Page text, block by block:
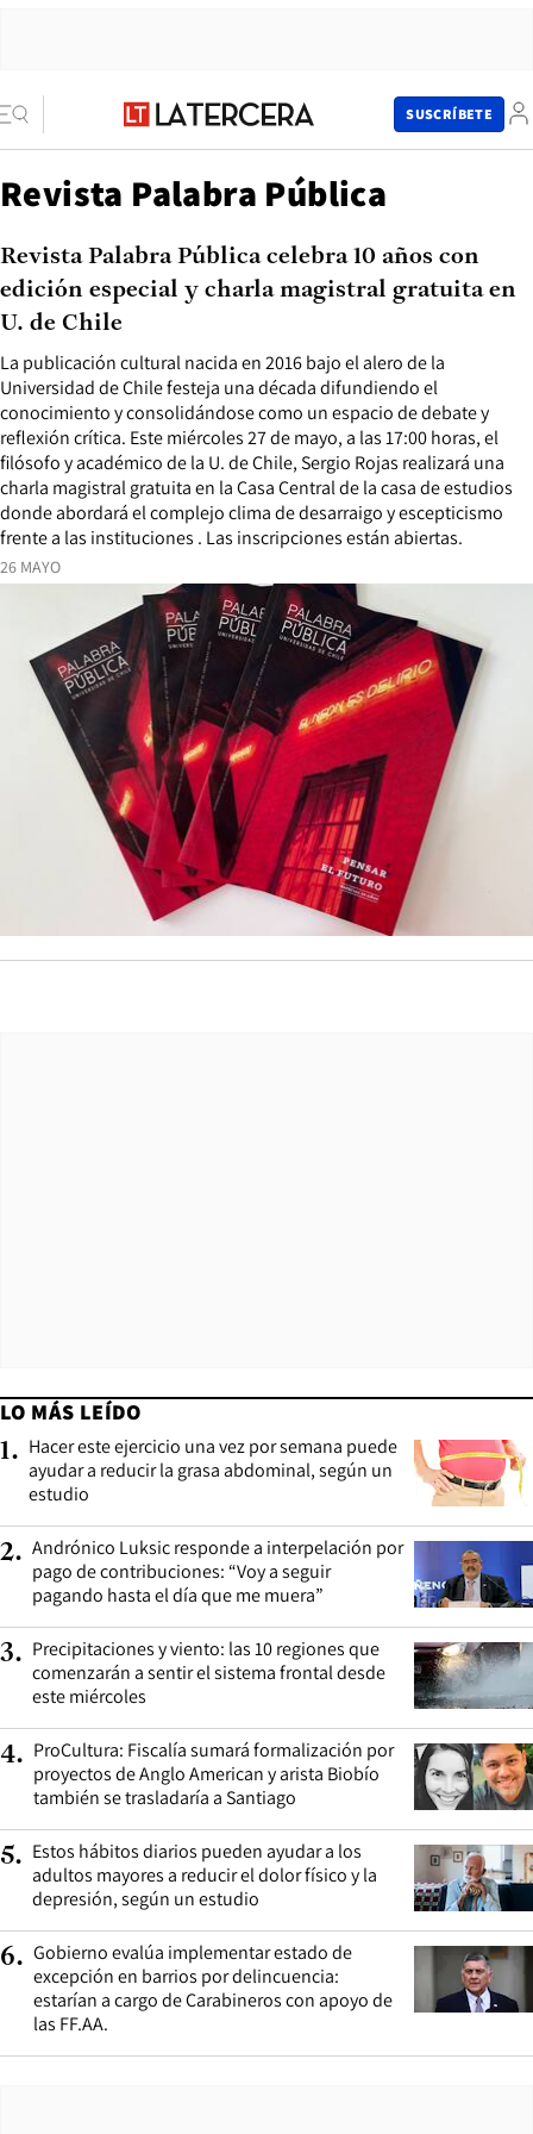
SUSCRÍBETE
Revista Palabra Pública
26 MAYO
La publicación cultural nacida en 2016 bajo el alero de la
Universidad de Chile festeja una década difundiendo el
conocimiento y consolidándose como un espacio de debate y
reflexión crítica. Este miércoles 27 de mayo, a las 17:00 horas, el
filósofo y académico de la U. de Chile, Sergio Rojas realizará una
charla magistral gratuita en la Casa Central de la casa de estudios
donde abordará el complejo clima de desarraigo y escepticismo
frente a las instituciones . Las inscripciones están abiertas.
Revista Palabra Pública celebra 10 años con
edición especial y charla magistral gratuita en
U. de Chile
LO MÁS LEÍDO
1. Hacer este ejercicio una vez por semana puede
ayudar a reducir la grasa abdominal, según un
estudio
2. Andrónico Luksic responde a interpelación por
pago de contribuciones: “Voy a seguir
pagando hasta el día que me muera”
3. Precipitaciones y viento: las 10 regiones que
comenzarán a sentir el sistema frontal desde
este miércoles
4. ProCultura: Fiscalía sumará formalización por
proyectos de Anglo American y arista Biobío
también se trasladaría a Santiago
5. Estos hábitos diarios pueden ayudar a los
adultos mayores a reducir el dolor físico y la
depresión, según un estudio
6. Gobierno evalúa implementar estado de
excepción en barrios por delincuencia:
estarían a cargo de Carabineros con apoyo de
las FF.AA.